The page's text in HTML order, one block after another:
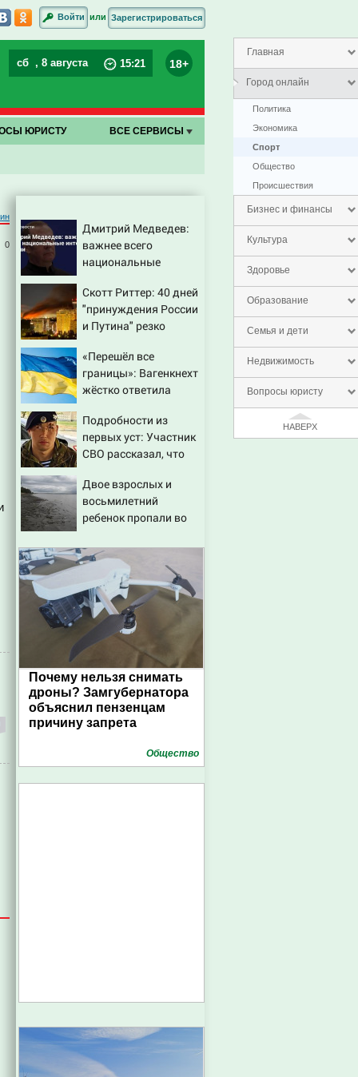
Главная
Город онлайн
Политика
Экономика
Спорт
Общество
Проиcшествия
Бизнес и финансы
Культура
Здоровье
Образование
Семья и дети
Недвижимость
Вопросы юристу
НАВЕРХ
Войти или Зарегистрироваться
сб , 8 августа 15:21 18+
ЮРИСТУ ВСЕ СЕРВИСЫ
0
Дмитрий Медведев:
важнее всего
национальные
Скотт Риттер: 40 дней
"принуждения России
и Путина" резко
режима Зеленского
«Перешёл все
границы»: Вагенкнехт
жёстко ответила
Подробности из
первых уст: Участник
СВО рассказал, что
медведем
Двое взрослых и
восьмилетний
ребенок пропали во
08/08/2026 – Новости
Почему нельзя снимать
дроны? Замгубернатора
объяснил пензенцам
причину запрета
Общество